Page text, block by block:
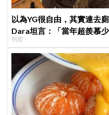
以為YG很自由，其實連去
Dara坦言：「當年超羨慕少
明星